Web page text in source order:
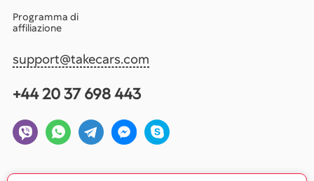
Programma di
affiliazione
support@takecars.com
+44 20 37 698 443